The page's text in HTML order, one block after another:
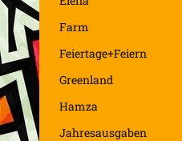
Farm
Feiertage+Feiern
Greenland
Hamza
Jahresausgaben